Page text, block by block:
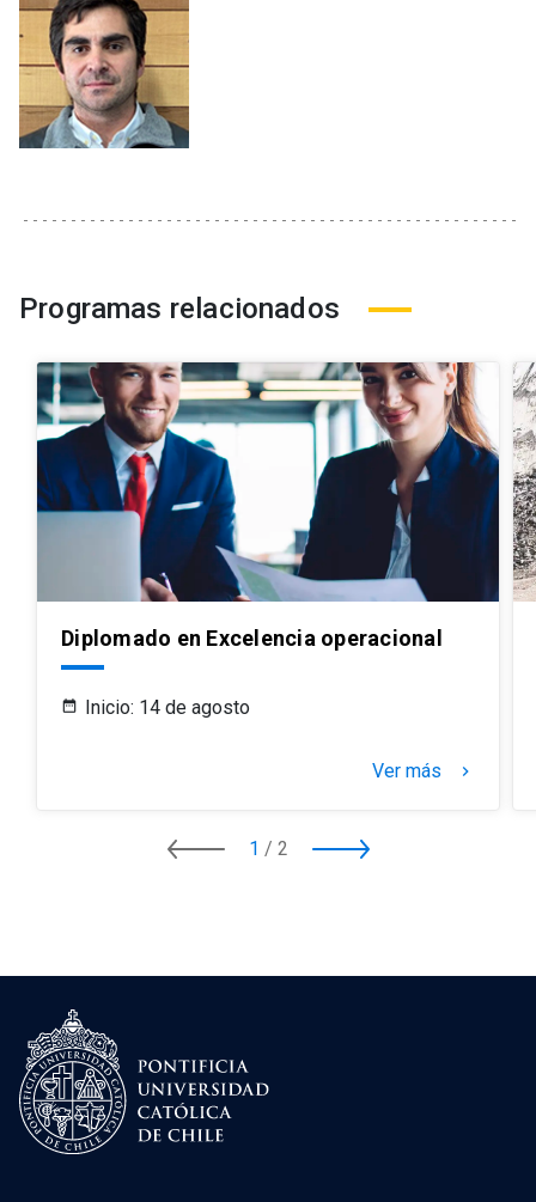
Programas relacionados
Diplomado en Excelencia operacional
Inicio: 14 de agosto
Ver más keyboard_arrow_right
1 / 2